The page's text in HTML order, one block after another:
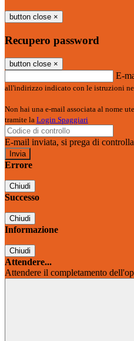
button close ×
Recupero password
button close ×
E-
all'indirizzo indicato con le istruzioni
Non hai una e-mail associata al nome
tramite la Login Spaggiari
E-mail inviata, si prega di
Errore
Chiudi
Successo
Chiudi
Informazione
Chiudi
Attendere...
Attendere il completamento